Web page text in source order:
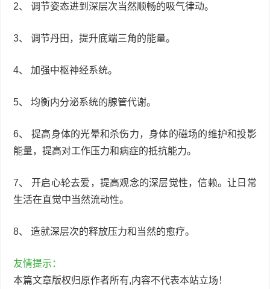
2、 调节姿态进到深层次当然顺畅的吸气律动。
3、 调节丹田，提升底端三角的能量。
4、 加强中枢神经系统。
5、 均衡内分泌系统的腺管代谢。
6、 提高身体的光晕和杀伤力，身体的磁场的维护和投影
能量，提高对工作压力和病症的抵抗能力。
7、 开启心轮去爱，提高观念的深层觉性，信赖。让日常
生活在直觉中当然流动性。
8、 造就深层次的释放压力和当然的愈疗。
友情提示：
本篇文章版权归原作者所有,内容不代表本站立场！